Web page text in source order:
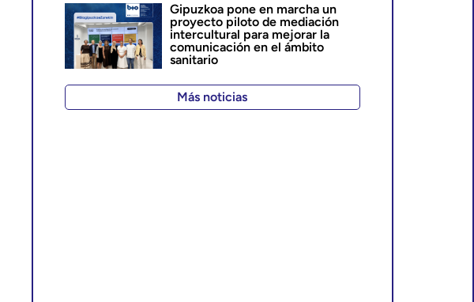
Gipuzkoa pone en marcha un
proyecto piloto de mediación
intercultural para mejorar la
comunicación en el ámbito
sanitario
Más noticias